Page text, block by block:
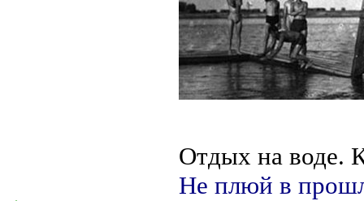
Отдых на воде.
Не плюй в